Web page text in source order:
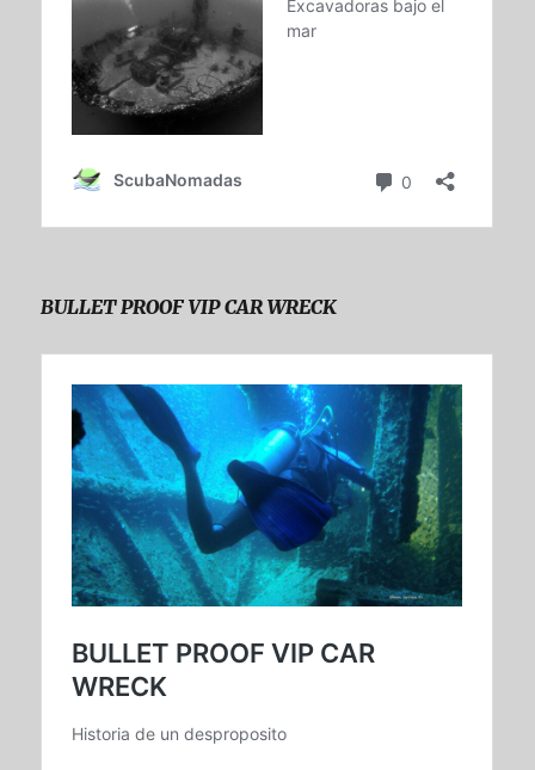
BULLET PROOF VIP CAR WRECK